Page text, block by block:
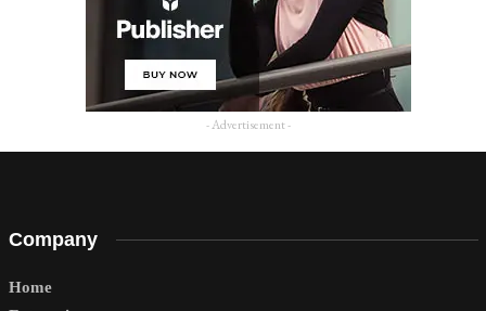
- Advertisement -
Company
Home